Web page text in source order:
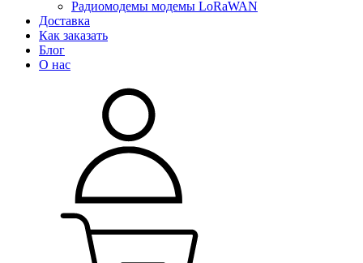
Радиомодемы модемы LoRaWAN
Доставка
Как заказать
Блог
О нас